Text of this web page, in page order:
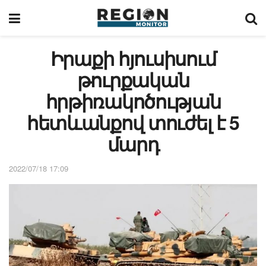
Իրաքի հյուսիսում
թուրքական
հրթիռակոծության
հետևանքով տուժել է 5
մարդ
2022/07/18 17:09